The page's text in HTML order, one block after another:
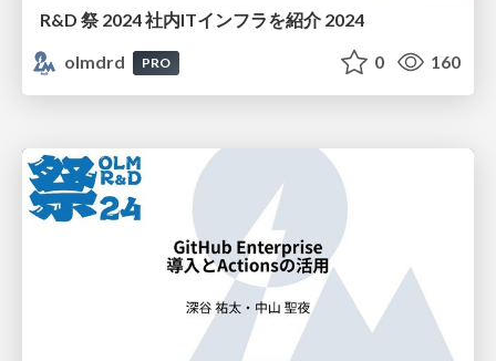
R&D 祭 2024 社内ITインフラを紹介 2024
olmdrd
PRO 0 160